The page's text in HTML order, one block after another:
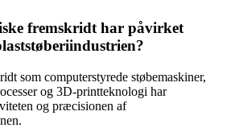
fremskridt har påvirket
som computerstyrede støbemaskiner,
og 3D-printteknologi har
og præcisionen af